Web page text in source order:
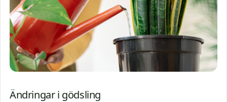
Ändringar i gödsling